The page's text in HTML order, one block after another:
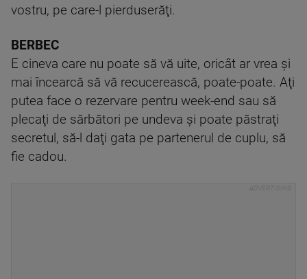
vostru, pe care-l pierduserăţi.
BERBEC
E cineva care nu poate să vă uite, oricât ar vrea şi
mai încearcă să vă recucerească, poate-poate. Aţi
putea face o rezervare pentru week-end sau să
plecaţi de sărbători pe undeva şi poate păstraţi
secretul, să-l daţi gata pe partenerul de cuplu, să
fie cadou.